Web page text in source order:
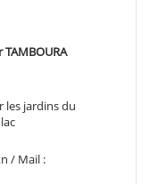
les jardins du
/ Mail :